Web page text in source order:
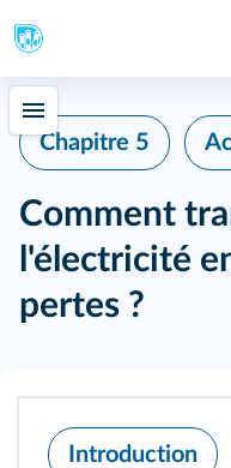
Chapitre 5
Comment
l'électricité
pertes ?
Introduction